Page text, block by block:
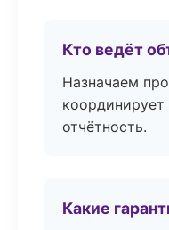
Кто ведёт
Назначаем
координирует
отчётность.
Какие